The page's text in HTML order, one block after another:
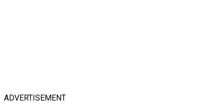
ADVERTISEMENT